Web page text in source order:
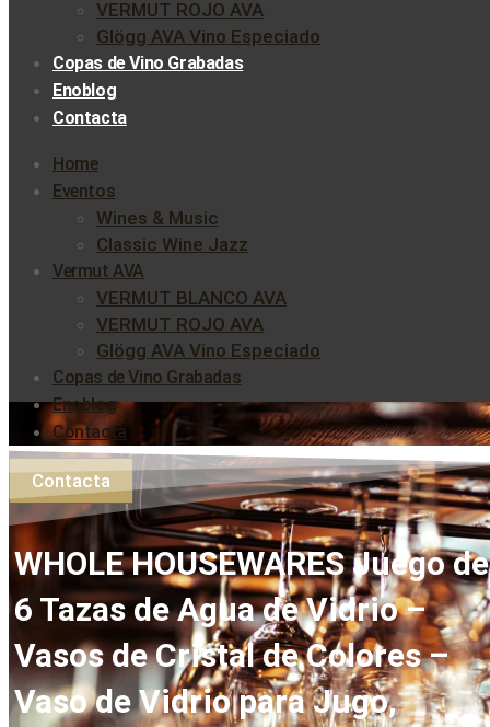
VERMUT ROJO AVA
Glögg AVA Vino Especiado
Copas de Vino Grabadas
Enoblog
Contacta
Home
Eventos
Wines & Music
Classic Wine Jazz
Vermut AVA
VERMUT BLANCO AVA
VERMUT ROJO AVA
Glögg AVA Vino Especiado
Copas de Vino Grabadas
Enoblog
Contacta
Contacta
WHOLE HOUSEWARES Juego de
6 Tazas de Agua de Vidrio –
Vasos de Cristal de Colores –
Vaso de Vidrio para Jugo,